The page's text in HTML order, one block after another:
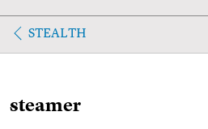
STEALTH
steamer